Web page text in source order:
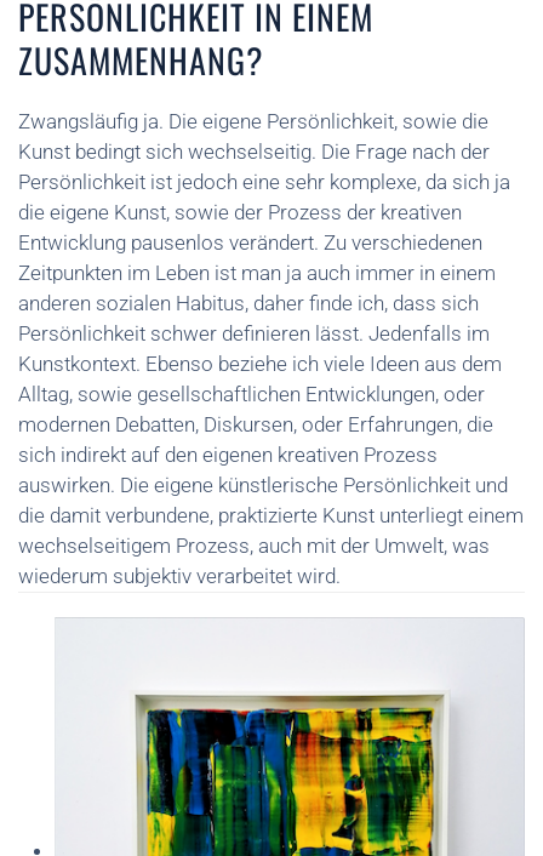
PERSÖNLICHKEIT IN EINEM
ZUSAMMENHANG?
Zwangsläufig ja. Die eigene Persönlichkeit, sowie die
Kunst bedingt sich wechselseitig. Die Frage nach der
Persönlichkeit ist jedoch eine sehr komplexe, da sich ja
die eigene Kunst, sowie der Prozess der kreativen
Entwicklung pausenlos verändert. Zu verschiedenen
Zeitpunkten im Leben ist man ja auch immer in einem
anderen sozialen Habitus, daher finde ich, dass sich
Persönlichkeit schwer definieren lässt. Jedenfalls im
Kunstkontext. Ebenso beziehe ich viele Ideen aus dem
Alltag, sowie gesellschaftlichen Entwicklungen, oder
modernen Debatten, Diskursen, oder Erfahrungen, die
sich indirekt auf den eigenen kreativen Prozess
auswirken. Die eigene künstlerische Persönlichkeit und
die damit verbundene, praktizierte Kunst unterliegt einem
wechselseitigem Prozess, auch mit der Umwelt, was
wiederum subjektiv verarbeitet wird.